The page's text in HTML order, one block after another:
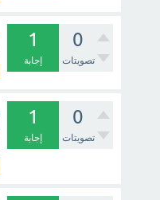
0
تصويتات
1
إجابة
0
تصويتات
1
إجابة